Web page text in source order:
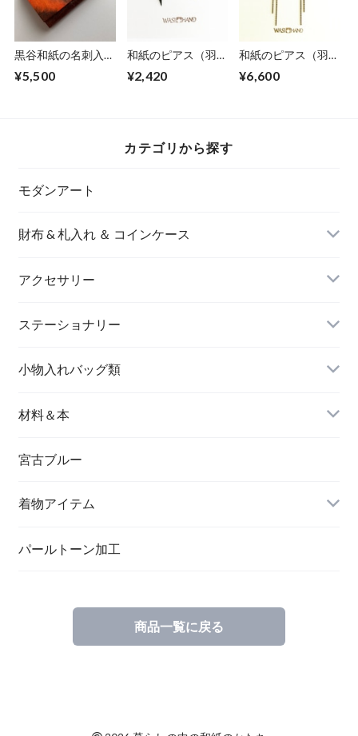
黒谷和紙の名刺入れ
¥5,500
和紙のピアス（羽）
¥2,420
和紙のピアス（羽）
¥6,600
カテゴリから探す
モダンアート
財布 & 札入れ ＆ コインケース
長財布
アクセサリー
イヤリング＆ピアス
バングル＆ブレスレット
ペンダント
ブローチ
ステーショナリー
名刺入れ
メッセージカード
一筆箋
小物入れバッグ類
バッグ
材料＆本
ハンドメイドキット
宮古ブルー
着物アイテム
パールトーン加工
商品一覧に戻る